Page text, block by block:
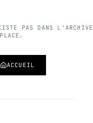
PAS DANS L'ARCHIVE
ACCUEIL